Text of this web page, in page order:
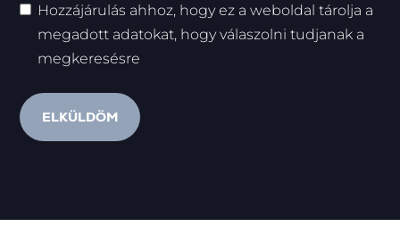
Hozzájárulás ahhoz, hogy ez a weboldal tárolja a
megadott adatokat, hogy válaszolni tudjanak a
megkeresésre
ELKÜLDÖM